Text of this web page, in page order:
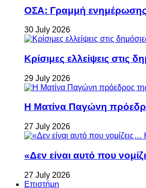
ΟΣΑ: Γραμμή ενημέρωσης
30 July 2026
Κρίσιμες ελλείψεις στις
29 July 2026
Η Ματίνα Παγώνη
27 July 2026
«Δεν είναι αυτό που
27 July 2026
Επιστήμη